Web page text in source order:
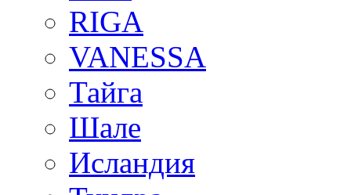
RIGA
VANESSA
Тайга
Шале
Исландия